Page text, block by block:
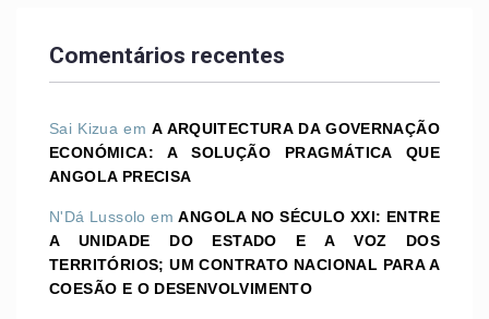
Comentários recentes
Sai Kizua emA ARQUITECTURA DA GOVERNAÇÃO
ECONÓMICA: A SOLUÇÃO PRAGMÁTICA QUE
ANGOLA PRECISA
N'Dá Lussolo emANGOLA NO SÉCULO XXI: ENTRE
A UNIDADE DO ESTADO E A VOZ DOS
TERRITÓRIOS; UM CONTRATO NACIONAL PARA A
COESÃO E O DESENVOLVIMENTO